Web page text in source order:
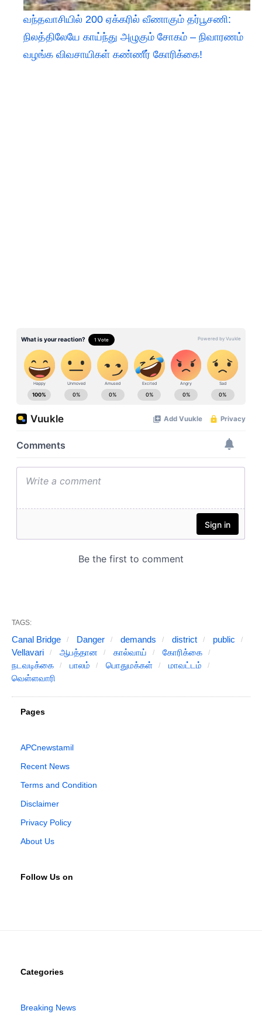
வந்தவாசியில் 200 ஏக்கரில் வீணாகும் தர்பூசணி:
நிலத்திலேயே காய்ந்து அழுகும் சோகம் – நிவாரணம்
வழங்க விவசாயிகள் கண்ணீர் கோரிக்கை!
TAGS:
Canal Bridge Danger demands district
public
Vellavari
ஆபத்தான கால்வாய்
கோரிக்கை
நடவடிக்கை
பாலம் பொதுமக்கள்
மாவட்டம்
வெள்ளவாரி
Pages
APCnewstamil
Recent News
Terms and Condition
Disclaimer
Privacy Policy
About Us
Follow Us on
Categories
Breaking News